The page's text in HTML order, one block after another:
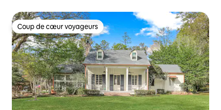
Coup de cœur voyageurs
Coup de cœur voyageurs